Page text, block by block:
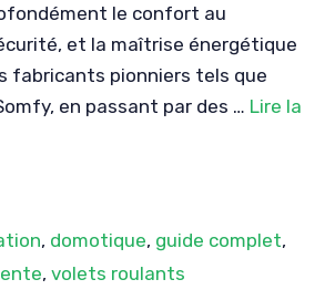
le confort au
et la maîtrise énergétique
fabricants pionniers tels que
en passant par des … Lire la
, domotique, guide complet,
, volets roulants